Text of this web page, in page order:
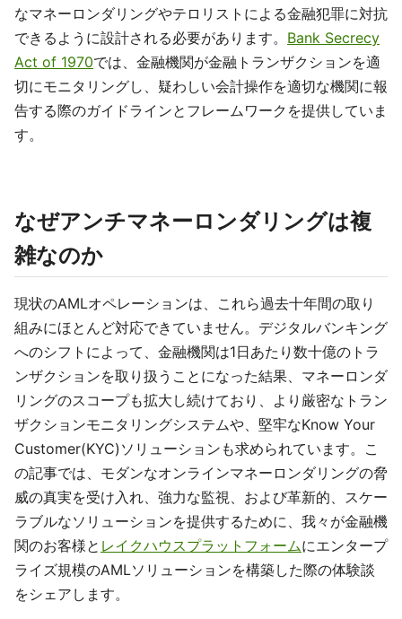
なマネーロンダリングやテロリストによる金融犯罪に対抗
できるように設計される必要があります。 Bank Secrecy
Act of 1970では、金融機関が金融トランザクションを適
切にモニタリングし、疑わしい会計操作を適切な機関に報
告する際のガイドラインとフレームワークを提供していま
す。
なぜアンチマネーロンダリングは複
雑なのか
現状のAMLオペレーションは、これら過去十年間の取り
組みにほとんど対応できていません。デジタルバンキング
へのシフトによって、金融機関は1日あたり数十億のトラ
ンザクションを取り扱うことになった結果、マネーロンダ
リングのスコープも拡大し続けており、より厳密なトラン
ザクションモニタリングシステムや、堅牢なKnow Your
Customer(KYC)ソリューションも求められています。こ
の記事では、モダンなオンラインマネーロンダリングの脅
威の真実を受け入れ、強力な監視、および革新的、スケー
ラブルなソリューションを提供するために、我々が金融機
関のお客様と レイクハウスプラットフォームにエンタープ
ライズ規模のAMLソリューションを構築した際の体験談
をシェアします。